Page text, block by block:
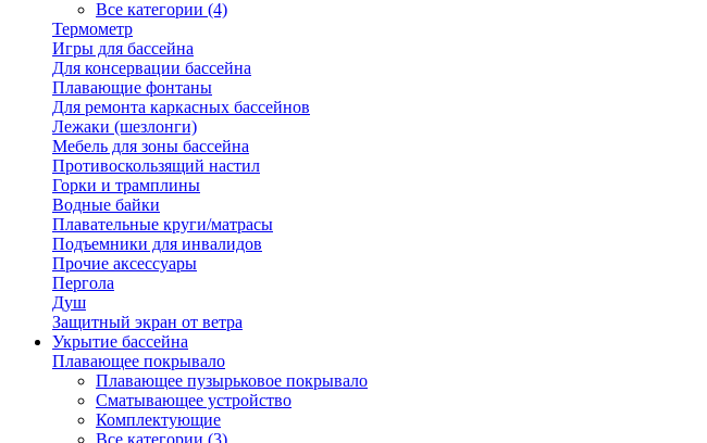
Все категории (4)
Термометр
Игры для бассейна
Для консервации бассейна
Плавающие фонтаны
Для ремонта каркасных бассейнов
Лежаки (шезлонги)
Мебель для зоны бассейна
Противоскользящий настил
Горки и трамплины
Водные байки
Плавательные круги/матрасы
Подъемники для инвалидов
Прочие аксессуары
Пергола
Душ
Защитный экран от ветра
Укрытие бассейна
Плавающее покрывало
Плавающее пузырьковое покрывало
Сматывающее устройство
Комплектующие
Все категории (3)